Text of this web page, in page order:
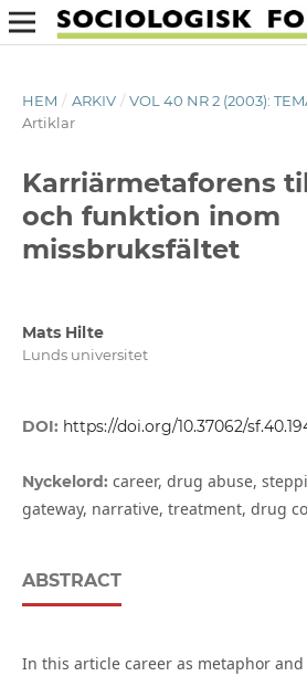
HEM / ARKIV / VOL 40 NR 2 (2003):
Artiklar
Karriärmetaforens
och funktion inom
missbruksfältet
Mats Hilte
Lunds universitet
DOI: https://doi.org/10.37062/
Nyckelord: career, drug abuse,
gateway, narrative, treatment, drug
ABSTRACT
In this article career as metaphor